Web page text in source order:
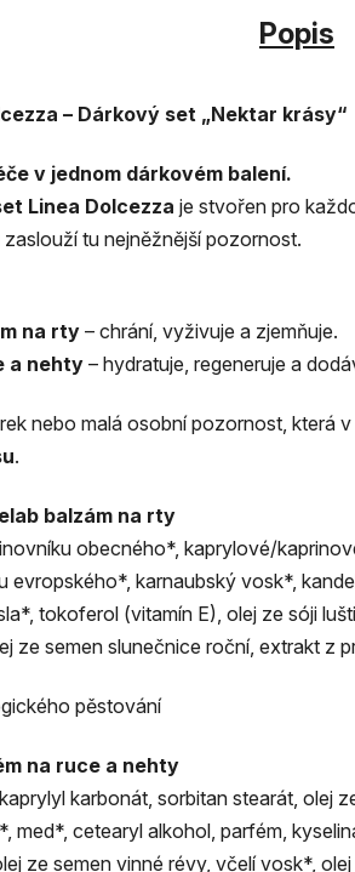
Popis
– Dárkový set „Nektar krásy“
če v jednom dárkovém balení.
Linea Dolcezza je stvořen pro
zaslouží tu nejněžnější pozornost.
na rty– chrání, vyživuje a zjemňuje.
a nehty– hydratuje, regeneruje a
nebo malá osobní pozornost, která
.
balzám na rty
obecného*, kaprylové/
evropského*, karnaubský vosk*,
tokoferol (vitamín E), olej ze sóji
ze semen slunečnice roční, extrakt z
pěstování
na ruce a nehty
karbonát, sorbitan stearát, olej
med*, cetearyl alkohol, parfém,
ze semen vinné révy, včelí vosk*,